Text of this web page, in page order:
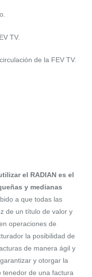
TV.
de la FEV TV.
el RADIAN es el
y medianas
a que todas las
de un título de valor y
operaciones de
la posibilidad de
de manera ágil y
y otorgar la
tenedor de una factura